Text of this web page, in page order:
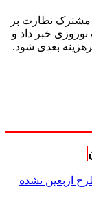
نظارت بر
خبر داد و
بعدی شود.
طرح اربعین نشده